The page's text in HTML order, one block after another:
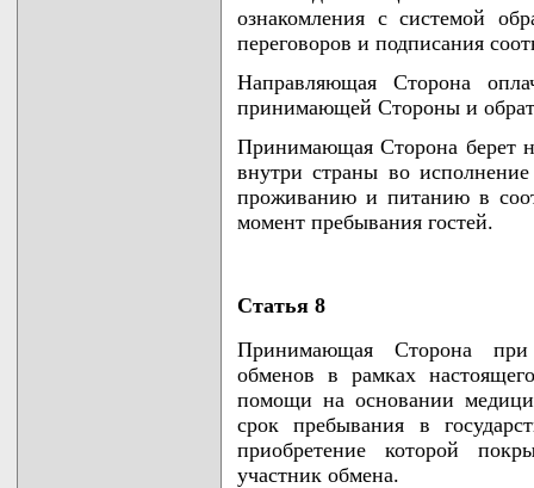
ознакомления с системой
переговоров и подписания
Направляющая Сторона
принимающей Стороны и
Принимающая Сторона берет
внутри страны во
проживанию и питанию в
момент пребывания гостей.
Статья 8
Принимающая Сторона при
обменов в рамках
помощи на основании
срок пребывания в
приобретение которой
участник обмена.